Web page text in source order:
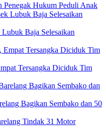
Penegak Hukum Peduli Anak
Baja Selesaikan
Tersangka Diciduk Tim
Bagikan Sembako dan 50